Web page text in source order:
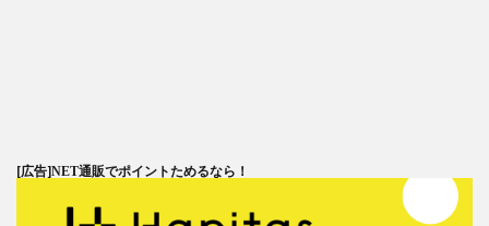
[広告]NET通販でポイントためるなら！